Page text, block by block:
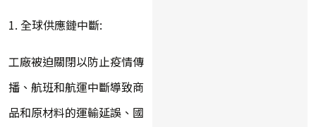
1. 全球供應鏈中斷:
工廠被迫關閉以防止疫情傳
播、航班和航運中斷導致商
品和原材料的運輸延誤、國